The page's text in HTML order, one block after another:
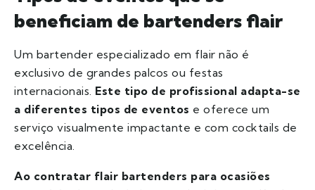
beneficiam de bartenders flair
Um bartender especializado em flair não é
exclusivo de grandes palcos ou festas
internacionais. Este tipo de profissional adapta-se
a diferentes tipos de eventos e oferece um
serviço visualmente impactante e com cocktails de
excelência.
Ao contratar flair bartenders para ocasiões